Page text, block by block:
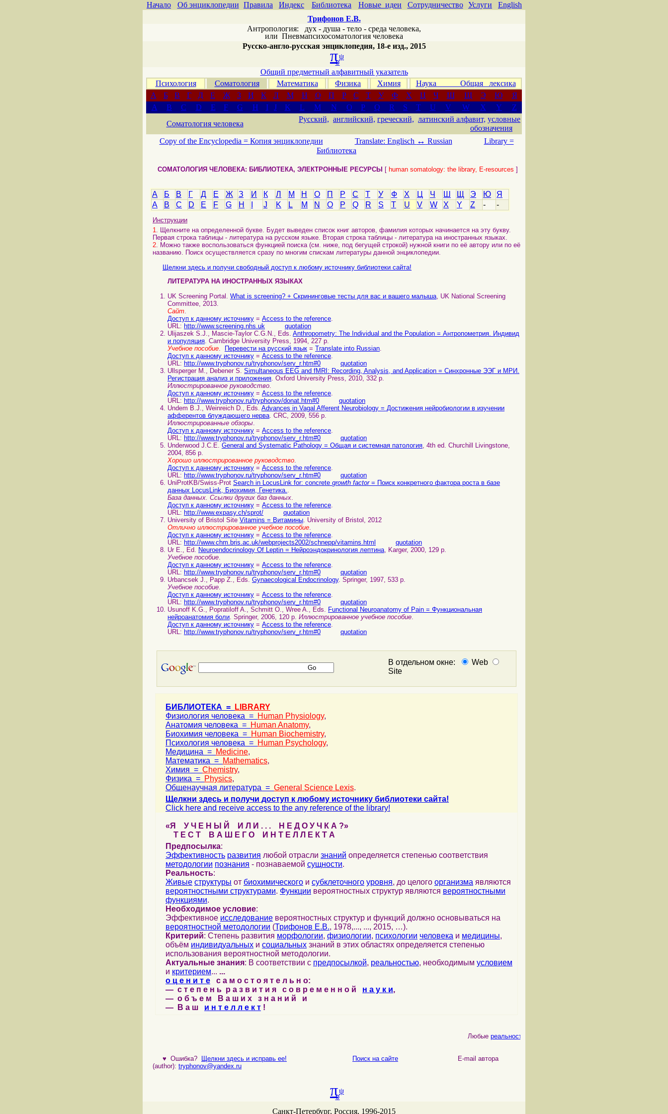
Начало Об энциклопедии Правила Индекс Библиотека Новые идеи Сотрудничество Услуги
English
Трифонов Е.В.
Антропология: дух - душа - тело - среда человека,
или Пневмапсихосоматология человека
Русско-англо-русская энциклопедия, 18-е изд., 2015
πψ
σ
Общий предметный алфавитный указатель
Психология
Соматология Математика Физика Химия
Наука Общая лексика
А
Б В Г Д Е Ж З И К Л М Н О П Р С Т У Ф Х Ц Ч Ш Щ Э Ю
Я
A
B C D E F G H I J K L M N O P Q R S T U V W X Y
Z
Соматология человека
Русский, английский, греческий, латинский алфавит, условные
обозначения
Copy of the Encyclopedia = Копия энциклопедии Translate: Englisch ↔ Russian
Library =
Библиотека
СОМАТОЛОГИЯ ЧЕЛОВЕКА: БИБЛИОТЕКА, ЭЛЕКТРОННЫЕ РЕСУРСЫ [ human somatology: the library, E-resources ]
А Б В Г Д Е Ж З И К Л М Н О П Р С Т У Ф Х Ц Ч Ш Щ Э Ю
Я
A
B C D E F G H J K L M N O P Q R S T U V W X Y Z - -
Инструкции
1. Щелкните на определенной букве. Будет выведен список книг авторов, фамилия которых начинается на эту букву.
Первая строка таблицы - литература на русском языке. Вторая строка таблицы - литература на иностранных языках.
2. Можно также воспользоваться функцией поиска (см. ниже, под бегущей строкой) нужной книги по её автору или по её
названию. Поиск осуществляется сразу по многим спискам литературы данной энциклопедии.
Щелкни здесь и получи свободный доступ к любому источнику библиотеки сайта!
ЛИТЕРАТУРА НА ИНОСТРАННЫХ ЯЗЫКАХ
UK Screening Portal. What is screening? + Скрининговыe тесты для вас и вашего мaлышa, UK National Screening
Committee, 2013.
Сайт.
Доступ к данному источнику = Access to the reference.
URL: http://www.screening.nhs.uk
quotation
Ulijaszek S.J., Mascie-Taylor C.G.N., Eds. Anthropometry: The Individual and the Population = Антропометрия. Индивид
и популяция. Cambridge University Press, 1994, 227 p.
Учебное пособие. Перевести на русский язык = Translate into Russian.
Доступ к данному источнику = Access to the reference.
URL: http://www.tryphonov.ru/tryphonov/serv_r.htm#0
quotation
Ullsperger M., Debener S. Simultaneous EEG and fMRI: Recording, Analysis, and Application = Синхронные ЭЭГ и МРИ.
Регистрация анализ и приложения. Oxford University Press, 2010, 332 p.
Иллюстрированное руководство.
Доступ к данному источнику = Access to the reference.
URL: http://www.tryphonov.ru/tryphonov/donat.htm#0
quotation
Undem B.J., Weinreich D., Eds. Advances in Vagal Afferent Neurobiology = Достижения нейробиологии в изучении
афферентов блуждающего нерва. CRC, 2009, 556 p.
Иллюстрированные обзоры.
Доступ к данному источнику = Access to the reference.
URL: http://www.tryphonov.ru/tryphonov/serv_r.htm#0
quotation
Underwood J.C.E. General and Systematic Pathology = Общая и системная патология, 4th ed. Churchill Livingstone,
2004, 856 p.
Хорошо иллюстрированное руководство.
Доступ к данному источнику = Access to the reference.
URL: http://www.tryphonov.ru/tryphonov/serv_r.htm#0
quotation
UniProtKB/Swiss-Prot Search in LocusLink for: concrete growth factor= Поиск конкретного фактора роста в базе
данных LocusLink, Биохимия, Генетика..
База данных. Ссылки других баз данных.
Доступ к данному источнику = Access to the reference.
URL: http://www.expasy.ch/sprot/
quotation
University of Bristol Site Vitamins = Витамины. University of Bristol, 2012
Отлично иллюстрированное учебное пособие.
Доступ к данному источнику = Access to the reference.
URL: http://www.chm.bris.ac.uk/webprojects2002/schnepp/vitamins.html
quotation
Ur E., Ed. Neuroendocrinology Of Leptin = Нейроэндокринология лептина, Karger, 2000, 129 p.
Учебное пособие.
Доступ к данному источнику = Access to the reference.
URL: http://www.tryphonov.ru/tryphonov/serv_r.htm#0
quotation
Urbancsek J., Papp Z., Eds. Gynaecological Endocrinology. Springer, 1997, 533 p.
Учебное пособие.
Доступ к данному источнику = Access to the reference.
URL: http://www.tryphonov.ru/tryphonov/serv_r.htm#0
quotation
Usunoff K.G., Popratiloff A., Schmitt O., Wree A., Eds. Functional Neuroanatomy of Pain = Функциональная
нейроанатомия боли. Springer, 2006, 120 p. Иллюстрированное учебное пособие.
Доступ к данному источнику = Access to the reference.
URL: http://www.tryphonov.ru/tryphonov/serv_r.htm#0 quotation
В отдельном окне:
Web
Site
БИБЛИОТЕКА =
LIBRARY
Физиология человека = Human Physiology,
Анатомия человека = Human Anatomy,
Биохимия человека = Human Biochemistry,
Психология человека = Human Psychology,
Медицина = Medicine,
Математика = Mathematics,
Химия = Chemistry,
Физика = Physics,
Общенаучная литература = General Science Lexis.
Щелкни здесь и получи доступ к любому источнику библиотеки сайта!
Click here and receive access to the any reference of the library!
«Я У Ч Е Н Ы Й И Л И . . . Н Е Д О У Ч К А ?»
Т Е С Т В А Ш Е Г О И Н Т Е Л Л Е К Т А
Предпосылка:
Эффективность развития любой отрасли знаний определяется степенью соответствия
методологии познания - познаваемой сущности.
Реальность:
Живые структуры от биохимического и субклеточного уровня, до целого организма являются
вероятностными структурами. Функции вероятностных структур являются вероятностными
функциями.
Необходимое условие:
Эффективное исследование вероятностных структур и функций должно основываться на
вероятностной методологии (Трифонов Е.В., 1978,..., ..., 2015, …).
Критерий: Степень развития морфологии, физиологии, психологии человека и медицины,
объём индивидуальных и социальных знаний в этих областях определяется степенью
использования вероятностной методологии.
Актуальные знания: В соответствии с предпосылкой, реальностью, необходимым условием
и критерием... ...
о ц е н и т е с а м о с т о я т е л ь н о:
— с т е п е н ь р а з в и т и я с о в р е м е н н о й н а у к и,
— о б ъ е м В а ш и х з н а н и й и
— В а ш и н т е л л е к т !
Любыереальности, как
♥ Ошибка? Щелкни здесь и исправь ее! Поиск на сайте E-mail автора
(author): tryphonov@yandex.ru
πψ
σ
Санкт-Петербург, Россия, 1996-2015